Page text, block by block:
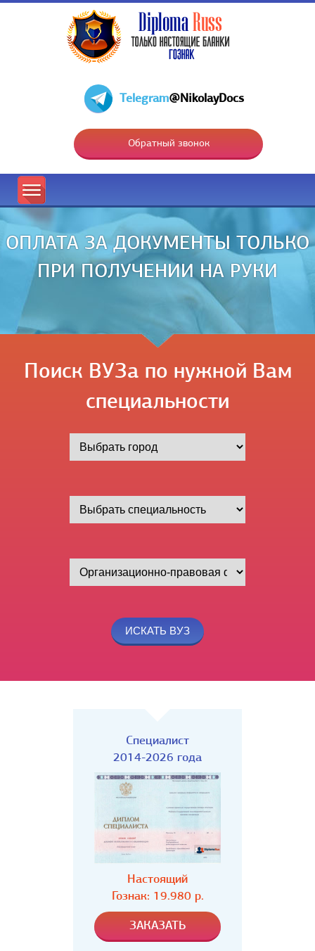
Telegram@NikolayDocs
Обратный звонок
ОПЛАТА ЗА ДОКУМЕНТЫ ТОЛЬКО
ПРИ ПОЛУЧЕНИИ НА РУКИ
Поиск ВУЗа по нужной Вам
специальности
Специалист
2014-2026 года
Настоящий
Гознак: 19.980 р.